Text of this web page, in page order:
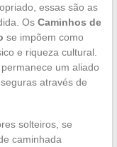
essas são as
Os Caminhos de
se impõem como
e riqueza cultural.
permanece um aliado
através de
solteiros, se
caminhada